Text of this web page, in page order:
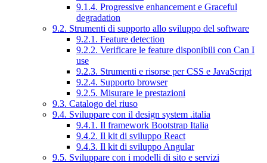
9.1.4. Progressive enhancement e Graceful
degradation
9.2. Strumenti di supporto allo sviluppo del software
9.2.1. Feature detection
9.2.2. Verificare le feature disponibili con Can I
use
9.2.3. Strumenti e risorse per CSS e JavaScript
9.2.4. Supporto browser
9.2.5. Misurare le prestazioni
9.3. Catalogo del riuso
9.4. Sviluppare con il design system .italia
9.4.1. Il framework Bootstrap Italia
9.4.2. Il kit di sviluppo React
9.4.3. Il kit di sviluppo Angular
9.5. Sviluppare con i modelli di sito e servizi